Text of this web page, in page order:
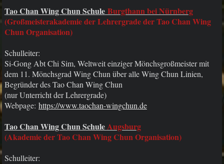
Tao Chan Wing Chun Schule Burgthann bei Nürnberg
(Großmeisterakademie der Lehrergrade der Tao Chan Wing
Chun Organisation)
Schulleiter:
Si-Gong Abt Chi Sim, Weltweit einziger Mönchsgroßmeister mit
dem 11. Mönchsgrad Wing Chun über alle Wing Chun Linien,
Begründer des Tao Chan Wing Chun
(nur Unterricht der Lehrergrade)
Webpage: https://www.taochan-wingchun.de
Tao Chan Wing Chun SchuleAugsburg
(Akademie der Tao Chan Wing Chun Organisation)
Schulleiter: